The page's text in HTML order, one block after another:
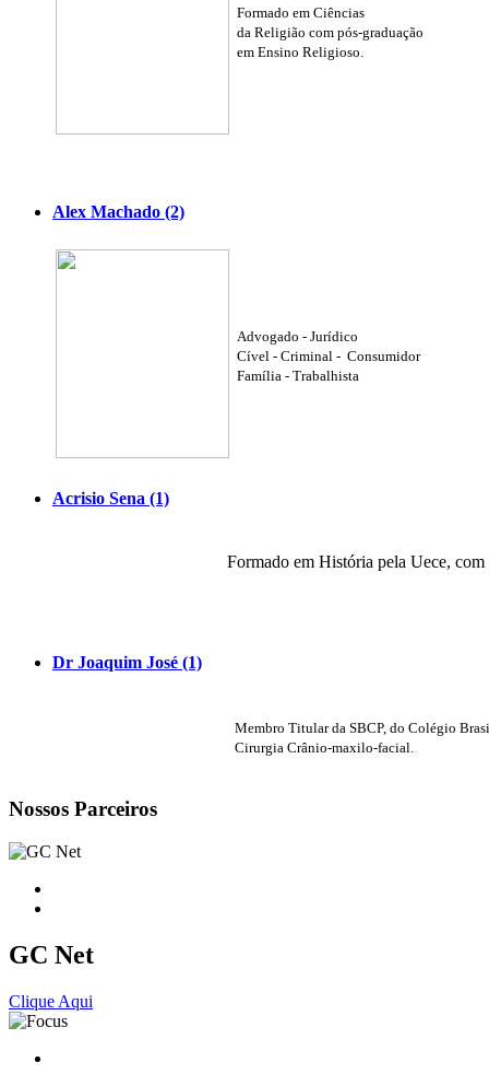
Formado em Ciências
da Religião com pós-graduação
em Ensino Religioso.
Alex Machado (2)
Advogado - Jurídico
Cível - Criminal - Consumidor
Família - Trabalhista
Acrisio Sena (1)
Formado em História pela Uece,
Dr Joaquim José (1)
Membro Titular da SBCP, do Colégio
Cirurgia Crânio-maxilo-facial.
Nossos Parceiros
GC Net
Clique Aqui